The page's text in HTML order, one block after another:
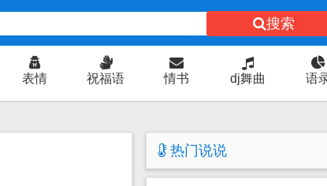
搜索
表情 祝福语 情书 dj舞曲 语
热门说说